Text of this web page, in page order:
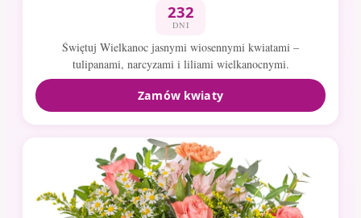
232
DNI
Świętuj Wielkanoc jasnymi wiosennymi kwiatami –
tulipanami, narcyzami i liliami wielkanocnymi.
Zamów kwiaty